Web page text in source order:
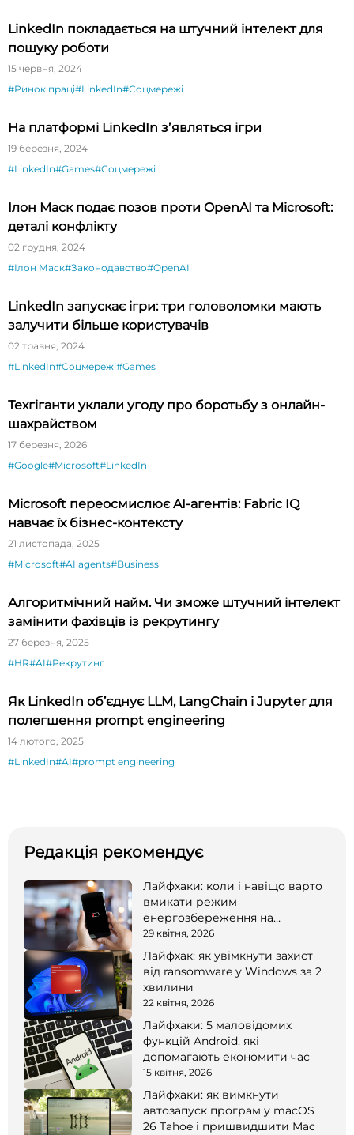
LinkedIn покладається на штучний інтелект для
пошуку роботи
15 червня, 2024
#Ринок праці#LinkedIn#Соцмережі
На платформі LinkedIn зʼявляться ігри
19 березня, 2024
#LinkedIn#Games#Соцмережі
Ілон Маск подає позов проти OpenAI та Microsoft:
деталі конфлікту
02 грудня, 2024
#Ілон Маск#Законодавство#OpenAI
LinkedIn запускає ігри: три головоломки мають
залучити більше користувачів
02 травня, 2024
#LinkedIn#Соцмережі#Games
Техгіганти уклали угоду про боротьбу з онлайн-
шахрайством
17 березня, 2026
#Google#Microsoft#LinkedIn
Microsoft переосмислює AI-агентів: Fabric IQ
навчає їх бізнес-контексту
21 листопада, 2025
#Microsoft#AI agents#Business
Алгоритмічний найм. Чи зможе штучний інтелект
замінити фахівців із рекрутингу
27 березня, 2025
#HR#AI#Рекрутинг
Як LinkedIn об’єднує LLM, LangChain і Jupyter для
полегшення prompt engineering
14 лютого, 2025
#LinkedIn#AI#prompt engineering
Редакція рекомендує
Лайфхаки: коли і навіщо варто
вмикати режим
енергозбереження на
смартфоні
29 квітня, 2026
Лайфхак: як увімкнути захист
від ransomware у Windows за 2
хвилини
22 квітня, 2026
Лайфхаки: 5 маловідомих
функцій Android, які
допомагають економити час
15 квітня, 2026
Лайфхаки: як вимкнути
автозапуск програм у macOS
26 Tahoe і пришвидшити Mac